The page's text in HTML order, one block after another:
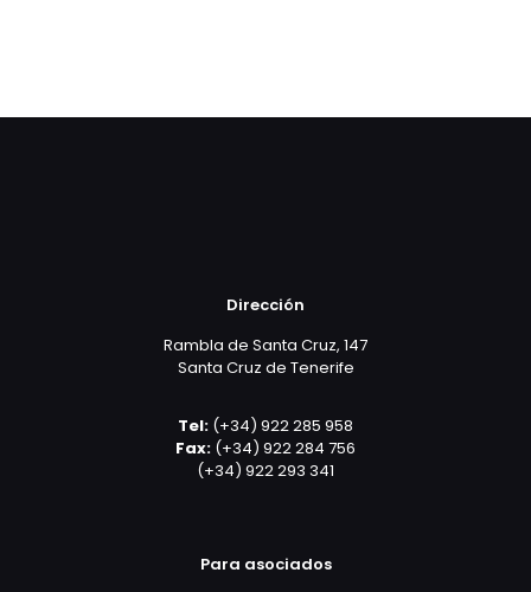
Dirección
Rambla de Santa Cruz, 147
Santa Cruz de Tenerife
Tel: (+34) 922 285 958
Fax: (+34) 922 284 756
(+34) 922 293 341
Para asociados